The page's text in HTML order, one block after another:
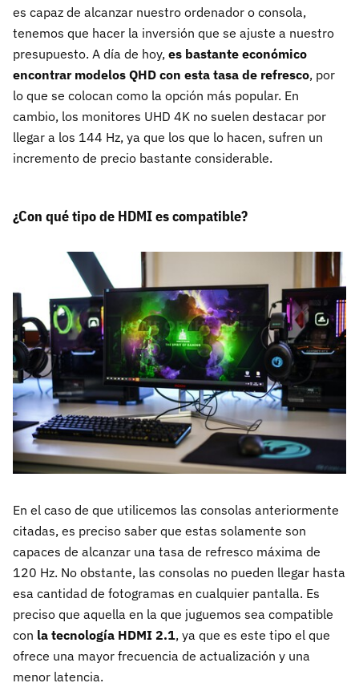
es capaz de alcanzar nuestro ordenador o consola,
tenemos que hacer la inversión que se ajuste a nuestro
presupuesto. A día de hoy, es bastante económico
encontrar modelos QHD con esta tasa de refresco, por
lo que se colocan como la opción más popular. En
cambio, los monitores UHD 4K no suelen destacar por
llegar a los 144 Hz, ya que los que lo hacen, sufren un
incremento de precio bastante considerable.
¿Con qué tipo de HDMI es compatible?
En el caso de que utilicemos las consolas anteriormente
citadas, es preciso saber que estas solamente son
capaces de alcanzar una tasa de refresco máxima de
120 Hz. No obstante, las consolas no pueden llegar hasta
esa cantidad de fotogramas en cualquier pantalla. Es
preciso que aquella en la que juguemos sea compatible
con la tecnología HDMI 2.1, ya que es este tipo el que
ofrece una mayor frecuencia de actualización y una
menor latencia.